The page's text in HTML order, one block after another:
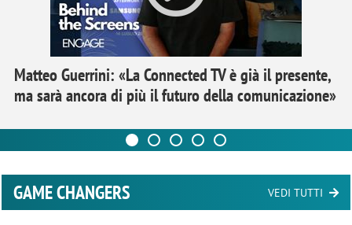
Matteo Guerrini: «La Connected TV è già il presente,
ma sarà ancora di più il futuro della comunicazione»
GAME CHANGERS VEDI TUTTI